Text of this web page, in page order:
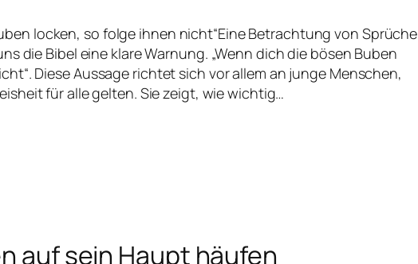
locken, so folge ihnen nicht“Eine Betrachtung von Sprüche
die Bibel eine klare Warnung. „Wenn dich die bösen Buben
Diese Aussage richtet sich vor allem an junge Menschen,
für alle gelten. Sie zeigt, wie wichtig…
auf sein Haupt häufen